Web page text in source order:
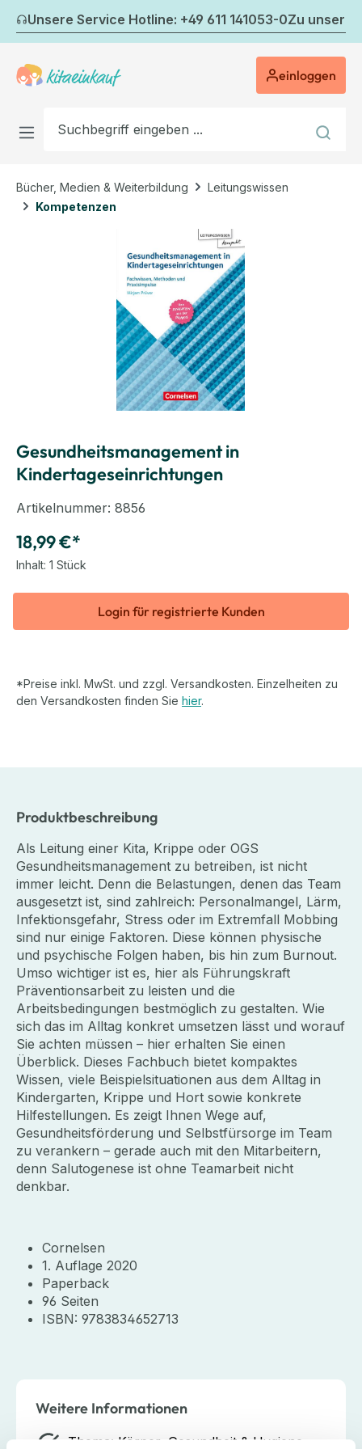
Zum Hauptinhalt springen
Unsere Service Hotline: +49 611 141053-0Zu
einloggen
Bücher, Medien & Weiterbildung
Leitungswissen
Kompetenzen
Gesundheitsmanagement in
Kindertageseinrichtungen
Artikelnummer: 8856
18,99 €*
Inhalt: 1 Stück
Login für registrierte Kunden
*Preise inkl. MwSt. und zzgl. Versandkosten. Einzelheiten zu
den Versandkosten finden Sie hier.
Produktbeschreibung
Als Leitung einer Kita, Krippe oder OGS
Gesundheitsmanagement zu betreiben, ist nicht
immer leicht. Denn die Belastungen, denen das Team
ausgesetzt ist, sind zahlreich: Personalmangel, Lärm,
Infektionsgefahr, Stress oder im Extremfall Mobbing
sind nur einige Faktoren. Diese können physische
und psychische Folgen haben, bis hin zum Burnout.
Umso wichtiger ist es, hier als Führungskraft
Präventionsarbeit zu leisten und die
Arbeitsbedingungen bestmöglich zu gestalten. Wie
sich das im Alltag konkret umsetzen lässt und worauf
Sie achten müssen – hier erhalten Sie einen
Überblick. Dieses Fachbuch bietet kompaktes
Wissen, viele Beispielsituationen aus dem Alltag in
Kindergarten, Krippe und Hort sowie konkrete
Hilfestellungen. Es zeigt Ihnen Wege auf,
Gesundheitsförderung und Selbstfürsorge im Team
zu verankern – gerade auch mit den Mitarbeitern,
denn Salutogenese ist ohne Teamarbeit nicht
denkbar.
Cornelsen
1. Auflage 2020
Paperback
96 Seiten
ISBN: 9783834652713
Weitere Informationen
Thema: Körper, Gesundheit & Hygiene